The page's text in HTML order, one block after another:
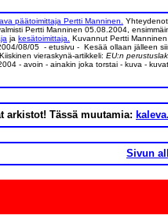
päätoimittaja Pertti Manninen.
Pertti Manninen 05.08.2004,
ja kesätoimittaja.
Kuvannut Pertti
08/05 - etusivu - Kesää ollaan jälleen
vieraskynä-artikkeli: EU:n
- avoin - ainakin joka torstai - kuva -
arkistot! Tässä muutamia:
Sivun